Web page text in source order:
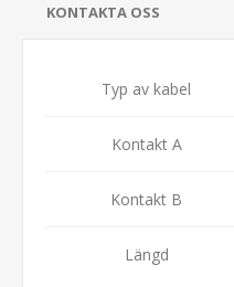
KONTAKTA OSS
Typ av kabel
Kontakt A
Kontakt B
Längd